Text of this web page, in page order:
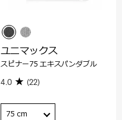
ユニマックス
スピナー75 エキスパンダブル
4.0 (22)
75 cm